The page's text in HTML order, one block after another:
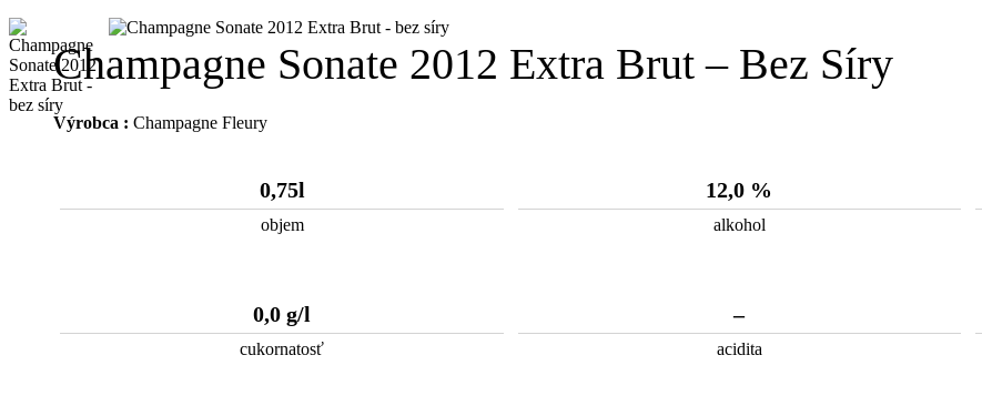
Champagne Sonate 2012 Extra Brut – Bez Síry
Výrobca : Champagne Fleury
0,75l
objem
12,0 %
alkohol
0,0 g/l
cukornatosť
–
acidita